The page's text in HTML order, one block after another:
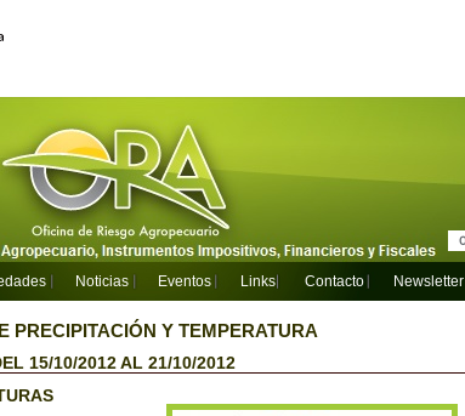
Noticias Eventos Links Contacto Newsletter
PRECIPITACIÓN Y TEMPERATURA
15/10/2012 AL 21/10/2012